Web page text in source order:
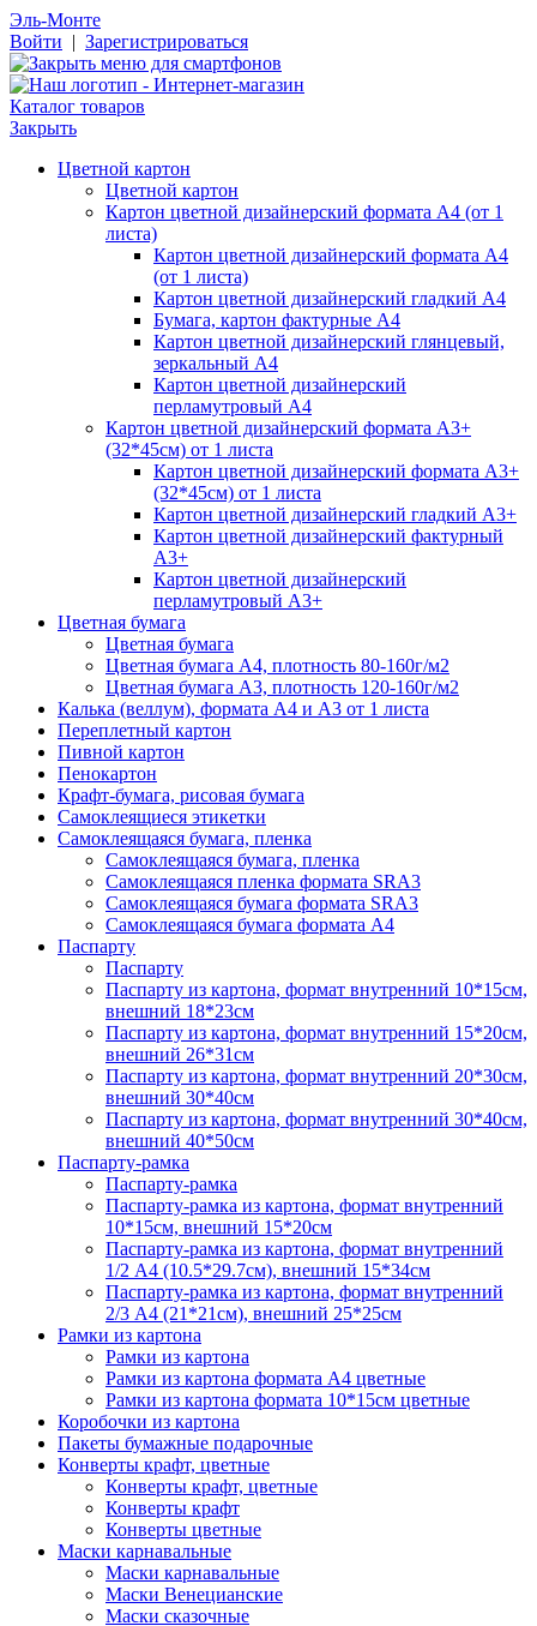
Эль-Монте
Войти | Зарегистрироваться
Каталог товаров
Закрыть
Цветной картон
Цветной картон
Картон цветной дизайнерский формата А4 (от 1
листа)
Картон цветной дизайнерский формата А4
(от 1 листа)
Картон цветной дизайнерский гладкий А4
Бумага, картон фактурные А4
Картон цветной дизайнерский глянцевый,
зеркальный А4
Картон цветной дизайнерский
перламутровый А4
Картон цветной дизайнерский формата А3+
(32*45см) от 1 листа
Картон цветной дизайнерский формата А3+
(32*45см) от 1 листа
Картон цветной дизайнерский гладкий А3+
Картон цветной дизайнерский фактурный
А3+
Картон цветной дизайнерский
перламутровый А3+
Цветная бумага
Цветная бумага
Цветная бумага А4, плотность 80-160г/м2
Цветная бумага А3, плотность 120-160г/м2
Калька (веллум), формата А4 и А3 от 1 листа
Переплетный картон
Пивной картон
Пенокартон
Крафт-бумага, рисовая бумага
Самоклеящиеся этикетки
Самоклеящаяся бумага, пленка
Самоклеящаяся бумага, пленка
Самоклеящаяся пленка формата SRА3
Самоклеящаяся бумага формата SRА3
Самоклеящаяся бумага формата А4
Паспарту
Паспарту
Паспарту из картона, формат внутренний 10*15см,
внешний 18*23см
Паспарту из картона, формат внутренний 15*20см,
внешний 26*31см
Паспарту из картона, формат внутренний 20*30см,
внешний 30*40см
Паспарту из картона, формат внутренний 30*40см,
внешний 40*50см
Паспарту-рамка
Паспарту-рамка
Паспарту-рамка из картона, формат внутренний
10*15см, внешний 15*20см
Паспарту-рамка из картона, формат внутренний
1/2 А4 (10.5*29.7см), внешний 15*34см
Паспарту-рамка из картона, формат внутренний
2/3 А4 (21*21см), внешний 25*25см
Рамки из картона
Рамки из картона
Рамки из картона формата А4 цветные
Рамки из картона формата 10*15см цветные
Коробочки из картона
Пакеты бумажные подарочные
Конверты крафт, цветные
Конверты крафт, цветные
Конверты крафт
Конверты цветные
Маски карнавальные
Маски карнавальные
Маски Венецианские
Маски сказочные